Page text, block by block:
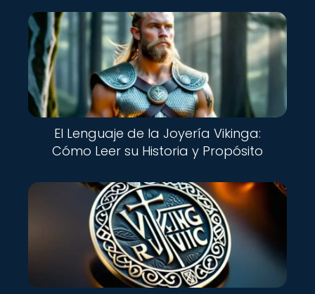
El Lenguaje de la Joyería Vikinga:
Cómo Leer su Historia y Propósito